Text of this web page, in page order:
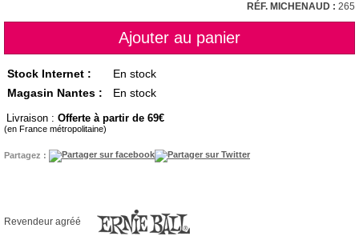
RÉF. MICHENAUD : 265
Stock Internet :
En stock
Magasin Nantes :
En stock
Livraison : Offerte à partir de 69
(en France métropolitaine)
Partagez :
Revendeur agréé